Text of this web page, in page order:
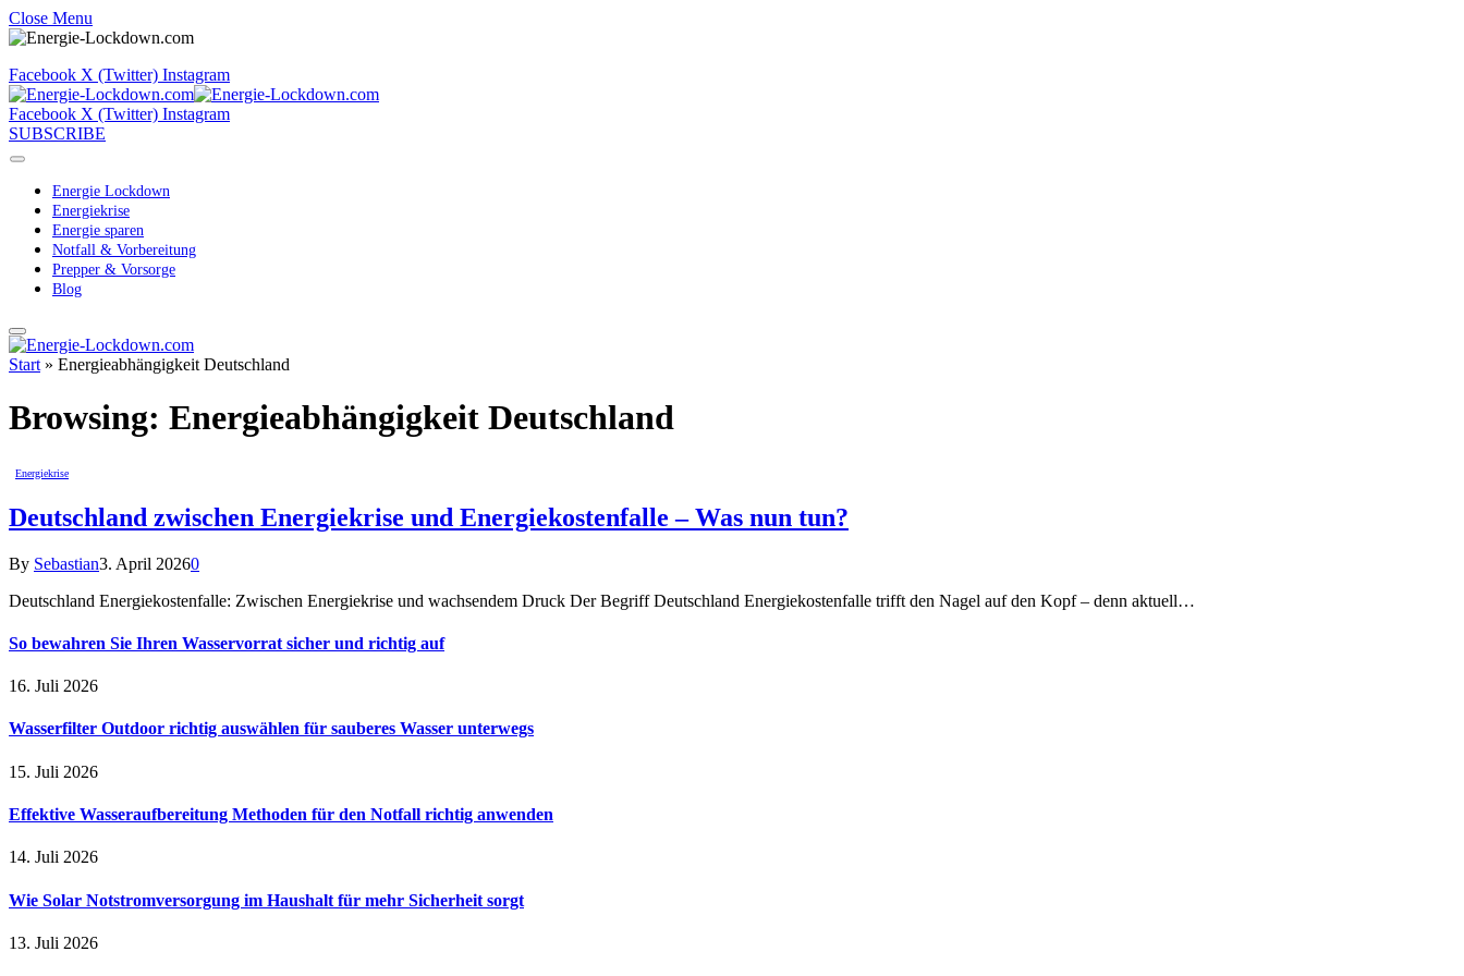
Close Menu
Facebook X (Twitter) Instagram
Facebook X (Twitter) Instagram
SUBSCRIBE
Energie Lockdown
Energiekrise
Energie sparen
Notfall & Vorbereitung
Prepper & Vorsorge
Blog
Start » Energieabhängigkeit Deutschland
Browsing: Energieabhängigkeit Deutschland
Energiekrise
Deutschland zwischen Energiekrise und Energiekostenfalle – Was nun tun?
By Sebastian3. April 20260
Deutschland Energiekostenfalle: Zwischen Energiekrise und wachsendem Druck Der Begriff Deutschland Energiekostenfalle trifft den Nagel auf den Kopf – denn aktuell…
So bewahren Sie Ihren Wasservorrat sicher und richtig auf
16. Juli 2026
Wasserfilter Outdoor richtig auswählen für sauberes Wasser unterwegs
15. Juli 2026
Effektive Wasseraufbereitung Methoden für den Notfall richtig anwenden
14. Juli 2026
Wie Solar Notstromversorgung im Haushalt für mehr Sicherheit sorgt
13. Juli 2026